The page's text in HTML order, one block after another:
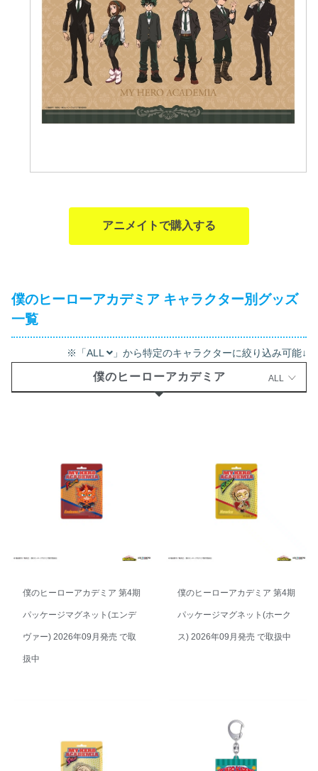
アニメイトで購入する
僕のヒーローアカデミア キャラクター別グッズ
一覧
※「ALL 」から特定のキャラクターに絞り込み可能↓
僕のヒーローアカデミア ALL
僕のヒーローアカデミア 第4期
パッケージマグネット(エンデ
ヴァー) 2026年09月発売 で取
扱中
僕のヒーローアカデミア 第4期
パッケージマグネット(ホーク
ス) 2026年09月発売 で取扱中